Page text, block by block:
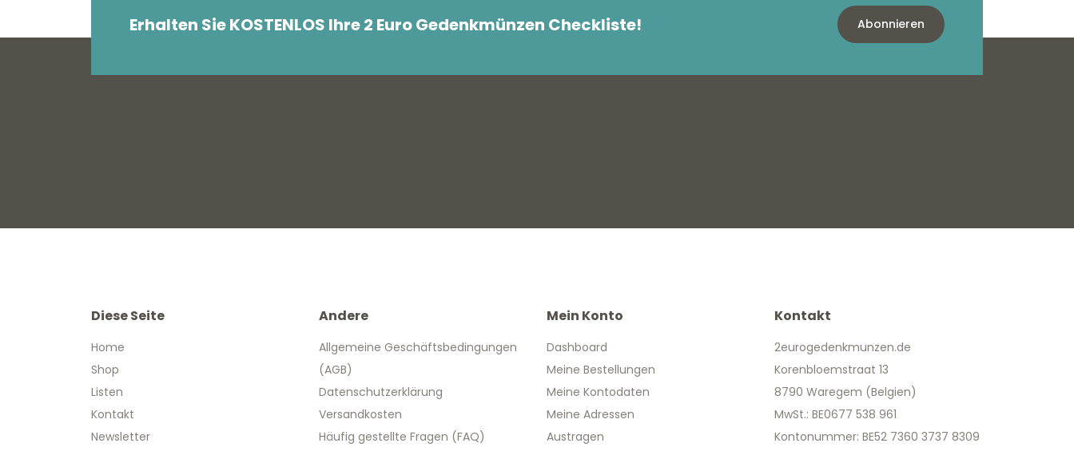
Erhalten Sie KOSTENLOS Ihre 2 Euro Gedenkmünzen Checkliste! Abonnieren
Diese Seite
Home
Shop
Listen
Kontakt
Newsletter
Andere
Allgemeine Geschäftsbedingungen
(AGB)
Datenschutzerklärung
Versandkosten
Häufig gestellte Fragen (FAQ)
Mein Konto
Dashboard
Meine Bestellungen
Meine Kontodaten
Meine Adressen
Austragen
Kontakt
2eurogedenkmunzen.de
Korenbloemstraat 13
8790 Waregem (Belgien)
MwSt.: BE0677 538 961
Kontonummer: BE52 7360 3737 8309